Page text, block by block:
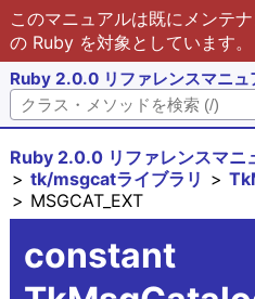
このマニュアルは既にメンテ
の Ruby を対象としています。
Ruby 2.0.0 リファレンスマニュ
Ruby 2.0.0 リファレンスマニ
tk/msgcatライブラリ
MSGCAT_EXT
constant